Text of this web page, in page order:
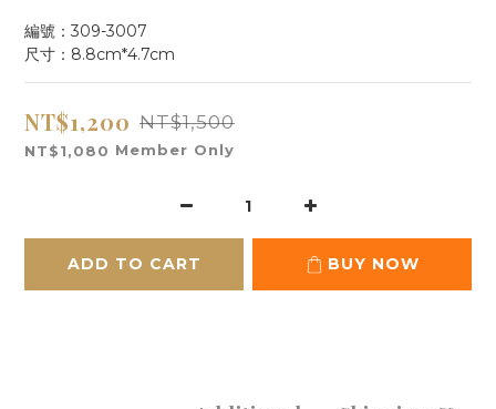
編號：309-3007
尺寸：8.8cm*4.7cm
NT$1,200 NT$1,500
NT$1,080 Member Only
ADD TO CART BUY NOW